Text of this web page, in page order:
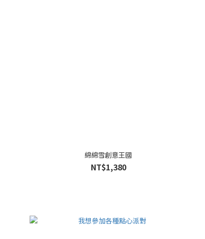
綿綿雪創意王國
NT$1,380